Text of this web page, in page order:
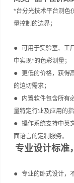
*台分光技术平台测色
量控制的边界；
●可用于实验室、工
中实现*的色彩测量；
●更低的价格，获得
的迫切需求；
●
内置软件包含所有
量特定行业及应用的指
●操作系统支持中英
面语言的定制服务。
专业设计标准
●专业的卧式设计，